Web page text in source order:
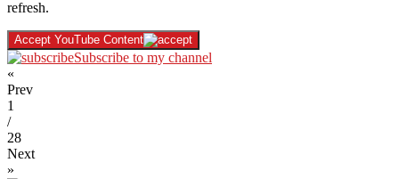
refresh.
Accept YouTube Content
Subscribe to my channel
«
Prev
1
/
28
Next
»